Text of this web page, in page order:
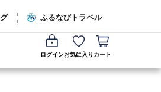
ふるなびトラベル
ログインお気に入り カート